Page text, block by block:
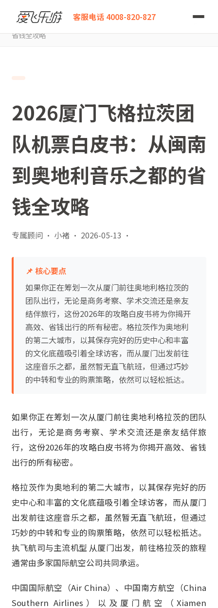
客服电话 4008-820-827
爱飞乐游
2026厦门飞格拉茨团队机票白皮书：从闽南到奥地利音乐之都的
省钱全攻略
2026厦门飞格拉茨团
队机票白皮书：从闽南
到奥地利音乐之都的省
钱全攻略
专属顾问 · 小褚 · 2026-05-13 ·
📌 核心要点
如果你正在筹划一次从厦门前往奥地利格拉茨的
团队出行，无论是商务考察、学术交流还是亲友
结伴旅行，这份2026年的攻略白皮书将为你揭开
高效、省钱出行的所有秘密。格拉茨作为奥地利
的第二大城市，以其保存完好的历史中心和丰富
的文化底蕴吸引着全球访客，而从厦门出发前往
这座音乐之都，虽然暂无直飞航班，但通过巧妙
的中转和专业的购票策略，依然可以轻松抵达。
如果你正在筹划一次从厦门前往奥地利格拉茨的团队
出行，无论是商务考察、学术交流还是亲友结伴旅
行，这份2026年的攻略白皮书将为你揭开高效、省钱
出行的所有秘密。
格拉茨作为奥地利的第二大城市，以其保存完好的历
史中心和丰富的文化底蕴吸引着全球访客，而从厦门
出发前往这座音乐之都，虽然暂无直飞航班，但通过
巧妙的中转和专业的购票策略，依然可以轻松抵达。
执飞航司与主流机型 从厦门出发，前往格拉茨的旅程
通常由多家国际航空公司共同承运。
中国国际航空（Air China）、中国南方航空（China
Southern Airlines）以及厦门航空（Xiamen